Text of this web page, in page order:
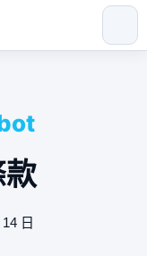
日